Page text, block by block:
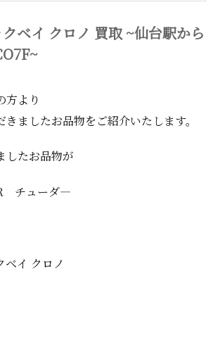
ベイ クロノ 買取 ~仙台駅から
方より
ましたお品物をご紹介いたします。
したお品物が
チューダ―
ベイ クロノ